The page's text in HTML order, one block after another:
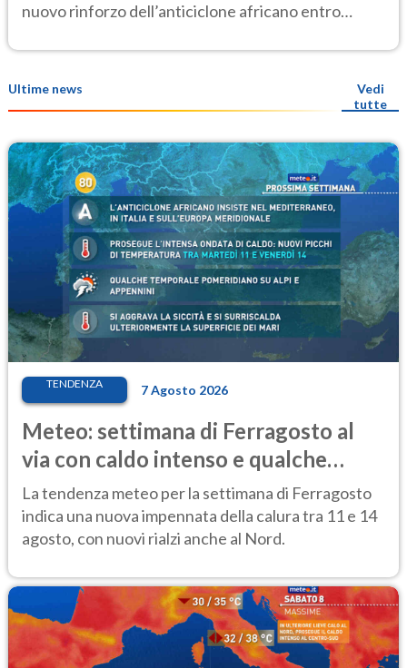
nuovo rinforzo dell’anticiclone africano entro
Ultime news
Vedi
tutte
TENDENZA 7 Agosto 2026
Meteo: settimana di Ferragosto al
via con caldo intenso e qualche
temporale
La tendenza meteo per la settimana di Ferragosto
indica una nuova impennata della calura tra 11 e 14
agosto, con nuovi rialzi anche al Nord.